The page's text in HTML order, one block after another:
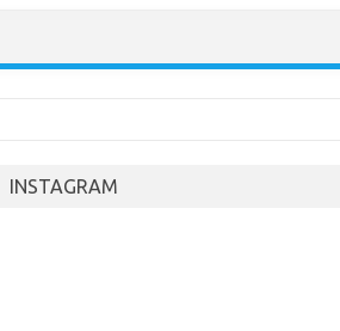
INSTAGRAM